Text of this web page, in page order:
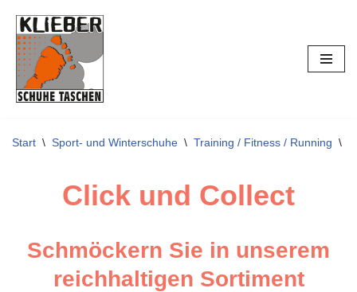
Zum
Inhalt
springen
Start \ Sport- und Winterschuhe \ Training / Fitness / Running \
Click und Collect
Schmöckern Sie in unserem
reichhaltigen Sortiment